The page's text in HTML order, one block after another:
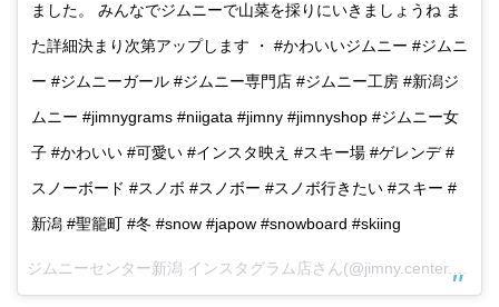
ました。 みんなでジムニーで山菜を採りにいきましょうね ま
た詳細決まり次第アップします ・ #かわいいジムニー #ジムニ
ー #ジムニーガール #ジムニー専門店 #ジムニー工房 #新潟ジ
ムニー #jimnygrams #niigata #jimny #jimnyshop #ジムニー女
子 #かわいい #可愛い #インスタ映え #スキー場 #ゲレンデ #
スノーボード #スノボ #スノボー #スノボ行きたい #スキー #
新潟 #聖籠町 #冬 #snow #japow #snowboard #skiing
ジムニーセンター新潟 インスタグラム店さん(@jimny.center.niigata)がシェアした投稿 –